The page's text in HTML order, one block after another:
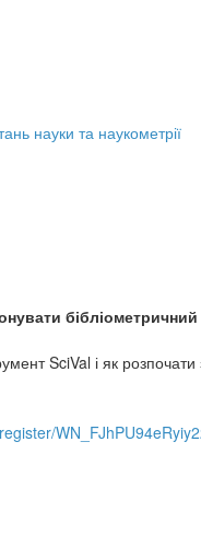
науки та наукометрії
бібліометричний
SciVal і як